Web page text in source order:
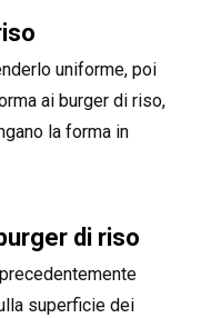
uniforme, poi
ai burger di riso,
la forma in
di riso
superficie dei